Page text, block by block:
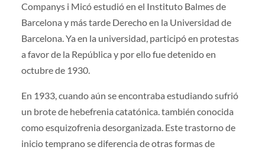
Companys i Micó estudió en el Instituto Balmes de
Barcelona y más tarde Derecho en la Universidad de
Barcelona. Ya en la universidad, participó en protestas
a favor de la República y por ello fue detenido en
octubre de 1930.
En 1933, cuando aún se encontraba estudiando sufrió
un brote de hebefrenia catatónica. también conocida
como esquizofrenia desorganizada. Este trastorno de
inicio temprano se diferencia de otras formas de